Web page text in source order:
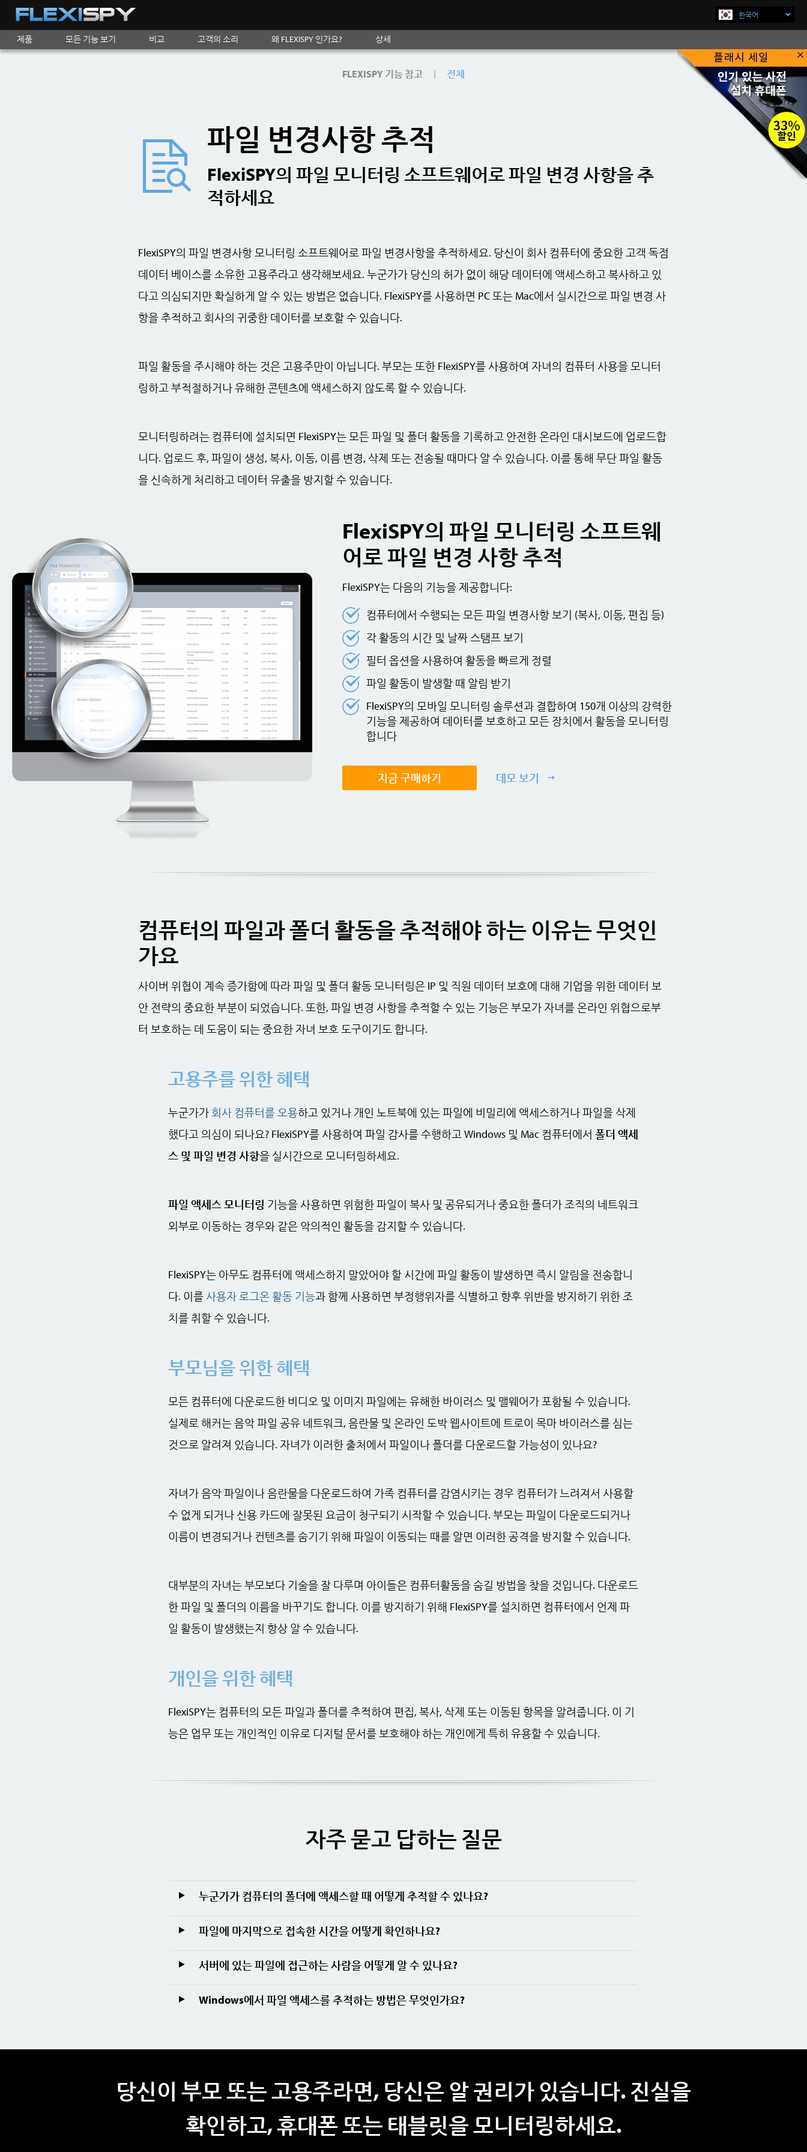
한국어
지금 구매하기
제품 모든 기능 보기 비교 고객의 소리 왜 FLEXISPY 인가요? 상세
×
FLEXISPY 기능 참고 | 전체
파일 변경사항 추적
FlexiSPY의 파일 모니터링 소프트웨어로 파일 변경 사항을 추
적하세요
FlexiSPY의 파일 변경사항 모니터링 소프트웨어로 파일 변경사항을 추적하세요. 당신이 회사 컴퓨터에 중요한 고객 독점
데이터 베이스를 소유한 고용주라고 생각해보세요. 누군가가 당신의 허가 없이 해당 데이터에 액세스하고 복사하고 있
다고 의심되지만 확실하게 알 수 있는 방법은 없습니다. FlexiSPY를 사용하면 PC 또는 Mac에서 실시간으로 파일 변경 사
항을 추적하고 회사의 귀중한 데이터를 보호할 수 있습니다.
파일 활동을 주시해야 하는 것은 고용주만이 아닙니다. 부모는 또한 FlexiSPY를 사용하여 자녀의 컴퓨터 사용을 모니터
링하고 부적절하거나 유해한 콘텐츠에 액세스하지 않도록 할 수 있습니다.
모니터링하려는 컴퓨터에 설치되면 FlexiSPY는 모든 파일 및 폴더 활동을 기록하고 안전한 온라인 대시보드에 업로드합
니다. 업로드 후, 파일이 생성, 복사, 이동, 이름 변경, 삭제 또는 전송될 때마다 알 수 있습니다. 이를 통해 무단 파일 활동
을 신속하게 처리하고 데이터 유출을 방지할 수 있습니다.
FlexiSPY의 파일 모니터링 소프트웨
어로 파일 변경 사항 추적
FlexiSPY는 다음의 기능을 제공합니다:
컴퓨터에서 수행되는 모든 파일 변경사항 보기 (복사, 이동, 편집 등)
각 활동의 시간 및 날짜 스탬프 보기
필터 옵션을 사용하여 활동을 빠르게 정렬
파일 활동이 발생할 때 알림 받기
FlexiSPY의 모바일 모니터링 솔루션과 결합하여 150개 이상의 강력한
기능을 제공하여 데이터를 보호하고 모든 장치에서 활동을 모니터링
합니다
지금 구매하기 데모 보기
컴퓨터의 파일과 폴더 활동을 추적해야 하는 이유는 무엇인
가요
사이버 위협이 계속 증가함에 따라 파일 및 폴더 활동 모니터링은 IP 및 직원 데이터 보호에 대해 기업을 위한 데이터 보
안 전략의 중요한 부분이 되었습니다. 또한, 파일 변경 사항을 추적할 수 있는 기능은 부모가 자녀를 온라인 위협으로부
터 보호하는 데 도움이 되는 중요한 자녀 보호 도구이기도 합니다.
고용주를 위한 혜택
누군가가회사 컴퓨터를 오용하고 있거나 개인 노트북에 있는 파일에 비밀리에 액세스하거나 파일을 삭제
했다고 의심이 되나요? FlexiSPY를 사용하여 파일 감사를 수행하고 Windows 및 Mac 컴퓨터에서 폴더 액세
스 및 파일 변경 사항을 실시간으로 모니터링하세요.
파일 액세스 모니터링 기능을 사용하면 위험한 파일이 복사 및 공유되거나 중요한 폴더가 조직의 네트워크
외부로 이동하는 경우와 같은 악의적인 활동을 감지할 수 있습니다.
FlexiSPY는 아무도 컴퓨터에 액세스하지 말았어야 할 시간에 파일 활동이 발생하면 즉시 알림을 전송합니
다. 이를 사용자 로그온 활동 기능과 함께 사용하면 부정행위자를 식별하고 향후 위반을 방지하기 위한 조
치를 취할 수 있습니다.
부모님을 위한 혜택
모든 컴퓨터에 다운로드한 비디오 및 이미지 파일에는 유해한 바이러스 및 맬웨어가 포함될 수 있습니다.
실제로 해커는 음악 파일 공유 네트워크, 음란물 및 온라인 도박 웹사이트에 트로이 목마 바이러스를 심는
것으로 알려져 있습니다. 자녀가 이러한 출처에서 파일이나 폴더를 다운로드할 가능성이 있나요?
자녀가 음악 파일이나 음란물을 다운로드하여 가족 컴퓨터를 감염시키는 경우 컴퓨터가 느려져서 사용할
수 없게 되거나 신용 카드에 잘못된 요금이 청구되기 시작할 수 있습니다. 부모는 파일이 다운로드되거나
이름이 변경되거나 컨텐츠를 숨기기 위해 파일이 이동되는 때를 알면 이러한 공격을 방지할 수 있습니다.
대부분의 자녀는 부모보다 기술을 잘 다루며 아이들은 컴퓨터활동을 숨길 방법을 찾을 것입니다. 다운로드
한 파일 및 폴더의 이름을 바꾸기도 합니다. 이를 방지하기 위해 FlexiSPY를 설치하면 컴퓨터에서 언제 파
일 활동이 발생했는지 항상 알 수 있습니다.
개인을 위한 혜택
FlexiSPY는 컴퓨터의 모든 파일과 폴더를 추적하여 편집, 복사, 삭제 또는 이동된 항목을 알려줍니다. 이 기
능은 업무 또는 개인적인 이유로 디지털 문서를 보호해야 하는 개인에게 특히 유용할 수 있습니다.
자주 묻고 답하는 질문
누군가가 컴퓨터의 폴더에 액세스할 때 어떻게 추적할 수 있나요?
파일에 마지막으로 접속한 시간을 어떻게 확인하나요?
서버에 있는 파일에 접근하는 사람을 어떻게 알 수 있나요?
Windows에서 파일 액세스를 추적하는 방법은 무엇인가요?
당신이 부모 또는 고용주라면, 당신은 알 권리가 있습니다. 진실을
확인하고, 휴대폰 또는 태블릿을 모니터링하세요.